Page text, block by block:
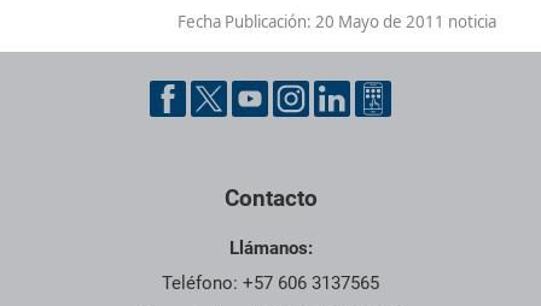
Fecha Publicación: 20 Mayo de 2011 noticia
Contacto
Llámanos:
Teléfono: +57 606 3137565